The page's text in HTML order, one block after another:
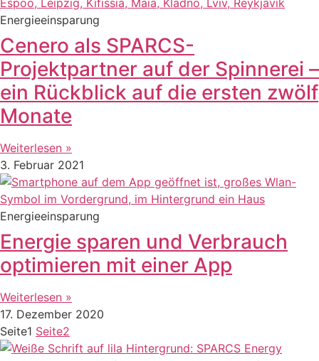
Energieeinsparung
Cenero als SPARCS-
Projektpartner auf der Spinnerei –
ein Rückblick auf die ersten zwölf
Monate
Weiterlesen »
3. Februar 2021
Energieeinsparung
Energie sparen und Verbrauch
optimieren mit einer App
Weiterlesen »
17. Dezember 2020
Seite1 Seite2